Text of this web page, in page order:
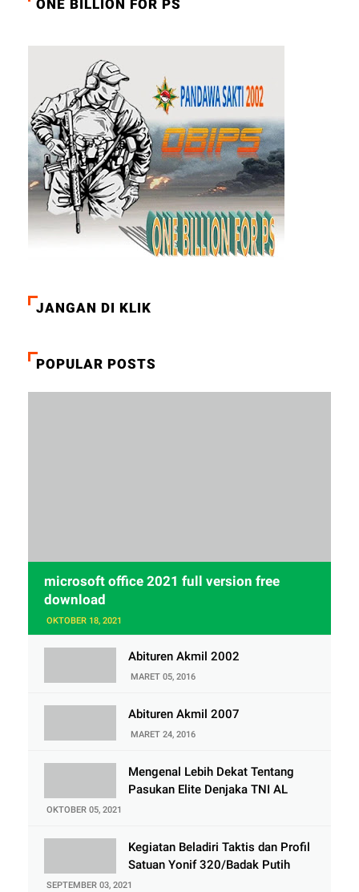
ONE BILLION FOR PS
JANGAN DI KLIK
POPULAR POSTS
microsoft office 2021 full version free
download
OKTOBER 18, 2021
Abituren Akmil 2002
MARET 05, 2016
Abituren Akmil 2007
MARET 24, 2016
Mengenal Lebih Dekat Tentang
Pasukan Elite Denjaka TNI AL
OKTOBER 05, 2021
Kegiatan Beladiri Taktis dan Profil
Satuan Yonif 320/Badak Putih
SEPTEMBER 03, 2021